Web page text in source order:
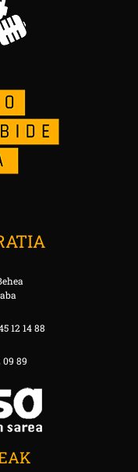
12 14 88
09 89